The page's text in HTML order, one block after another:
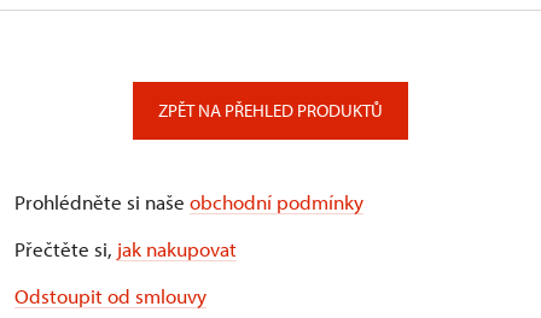
ZPĚT NA PŘEHLED PRODUKTŮ
Prohlédněte si naše obchodní podmínky
Přečtěte si, jak nakupovat
Odstoupit od smlouvy